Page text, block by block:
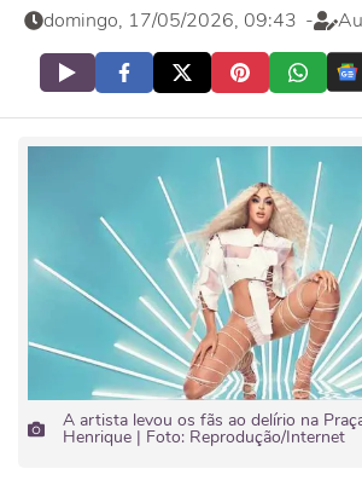
domingo, 17/05/2026, 09:43 -
A artista levou os fãs ao delírio na
Henrique | Foto: Reprodução/Internet